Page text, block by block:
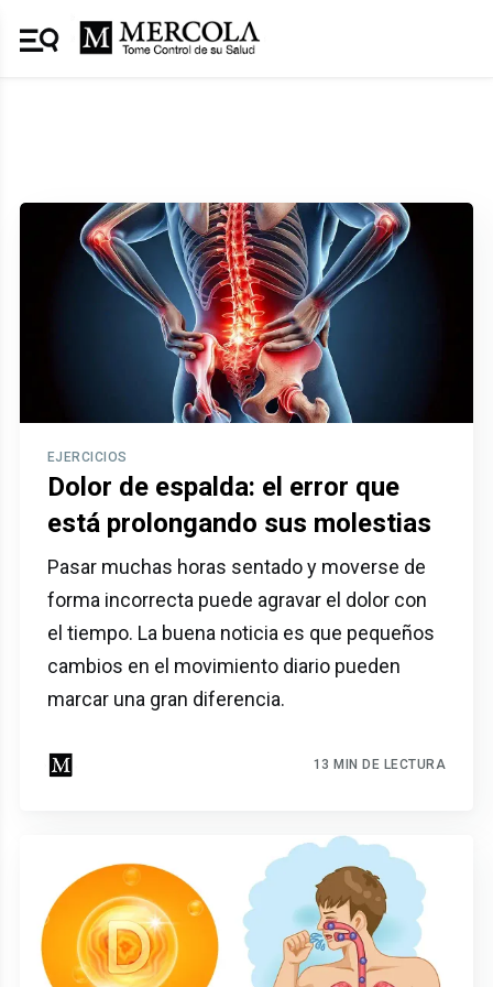
Equipo Mercola
EJERCICIOS
Dolor de espalda: el error que
está prolongando sus molestias
Pasar muchas horas sentado y moverse de
forma incorrecta puede agravar el dolor con
el tiempo. La buena noticia es que pequeños
cambios en el movimiento diario pueden
marcar una gran diferencia.
13 MIN DE LECTURA